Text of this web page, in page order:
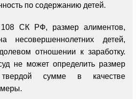
по содержанию детей.
СК РФ, размер алиментов,
несовершеннолетних детей,
отношении к заработку.
не может определить размер
сумме в качестве
меры.